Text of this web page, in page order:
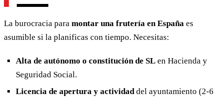
La burocracia para montar una frutería en España es
asumible si la planificas con tiempo. Necesitas:
Alta de autónomo o constitución de SL en Hacienda y
Seguridad Social.
Licencia de apertura y actividaddel ayuntamiento (2-6